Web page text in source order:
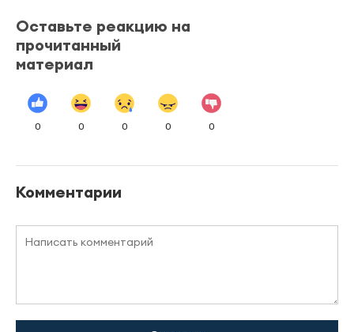
Оставьте реакцию на
прочитанный
материал
0 0 0 0 0
Комментарии